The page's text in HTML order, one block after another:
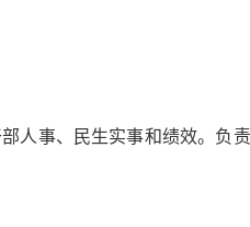
人事、民生实事和绩效。负